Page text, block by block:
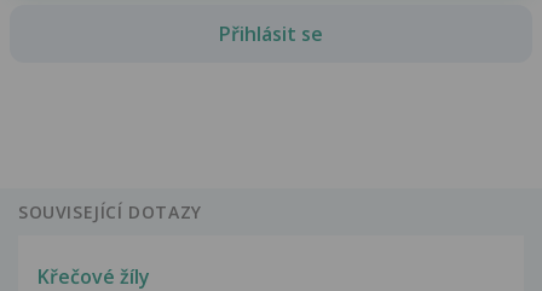
Přihlásit se
SOUVISEJÍCÍ DOTAZY
Křečové žíly